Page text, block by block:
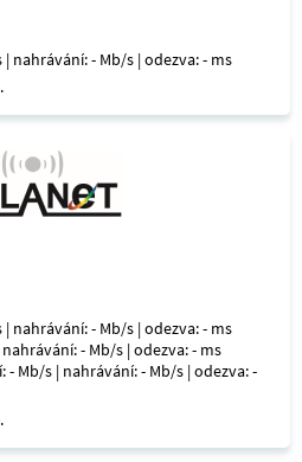
nahrávání: - Mb/s | odezva: - ms
nahrávání: - Mb/s | odezva: - ms
- Mb/s | odezva: - ms
- Mb/s | nahrávání: - Mb/s | odezva: -